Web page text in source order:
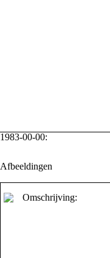
1983-00-00:
Afbeeldingen
Omschrijving: